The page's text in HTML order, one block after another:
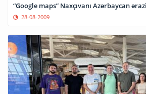
“Google maps” Naxçıvanı Azərbaycan
28-08-2009